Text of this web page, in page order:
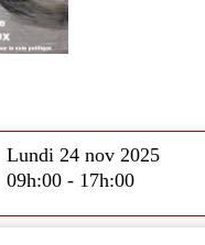
Lundi 24 nov 2025
09h:00 - 17h:00